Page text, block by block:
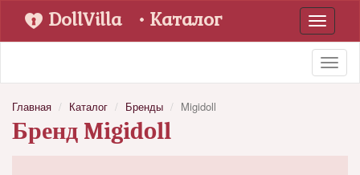
Toggle
DollVilla • Каталог
Главная Каталог Бренды Migidoll
Бренд Migidoll